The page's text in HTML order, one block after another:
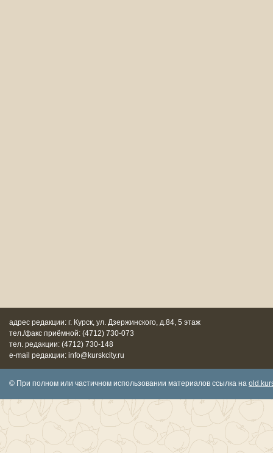
адрес редакции: г. Курск, ул. Дзержинского, д.84, 5 этаж
тел./факс приёмной: (4712) 730-073
тел. редакции: (4712) 730-148
e-mail редакции: info@kurskcity.ru
© При полном или частичном использовании материалов ссылка на